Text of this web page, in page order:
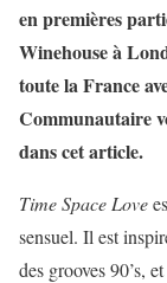
en premières
Winehouse à
toute la France
Communautaire
dans cet article.
Time Space Love
sensuel. Il est
des grooves 90’s,